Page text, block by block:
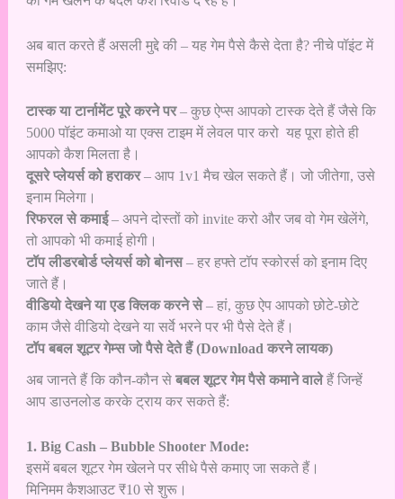
अब बात करते हैं असली मुद्दे की – यह गेम पैसे कैसे देता है? नीचे पॉइंट में
समझिए:
टास्क या टार्नामेंट पूरे करने पर– कुछ ऐप्स आपको टास्क देते हैं जैसे कि
5000 पॉइंट कमाओ या एक्स टाइम में लेवल पार करो यह पूरा होते ही
आपको कैश मिलता है।
दूसरे प्लेयर्स को हराकर– आप 1v1 मैच खेल सकते हैं। जो जीतेगा, उसे
इनाम मिलेगा।
रिफरल से कमाई– अपने दोस्तों को invite करो और जब वो गेम खेलेंगे,
तो आपको भी कमाई होगी।
टॉप लीडरबोर्ड प्लेयर्स को बोनस– हर हफ्ते टॉप स्कोरर्स को इनाम दिए
जाते हैं।
वीडियो देखने या एड क्लिक करने से– हां, कुछ ऐप आपको छोटे-छोटे
काम जैसे वीडियो देखने या सर्वे भरने पर भी पैसे देते हैं।
टॉप बबल शूटर गेम्स जो पैसे देते हैं (Download करने लायक)
अब जानते हैं कि कौन-कौन से बबल शूटर गेम पैसे कमाने वालेहैं जिन्हें
आप डाउनलोड करके ट्राय कर सकते हैं:
1. Big Cash – Bubble Shooter Mode:
इसमें बबल शूटर गेम खेलने पर सीधे पैसे कमाए जा सकते हैं।
मिनिमम कैशआउट ₹10 से शुरू।